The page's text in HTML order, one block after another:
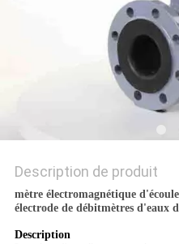
Description de produit
mètre électromagnétique
électrode de débitmètres d'eaux
Description